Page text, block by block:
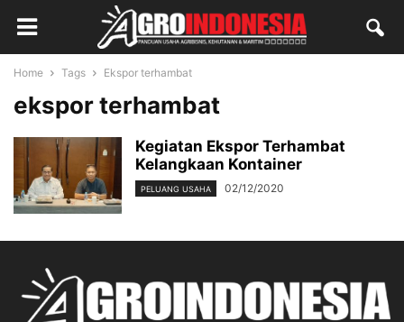
Home Tags Ekspor terhambat
ekspor terhambat
Kegiatan Ekspor Terhambat
Kelangkaan Kontainer
PELUANG USAHA 02/12/2020